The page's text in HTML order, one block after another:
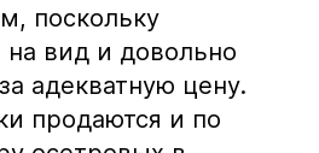
поскольку
на вид и довольно
адекватную цену.
продаются и по